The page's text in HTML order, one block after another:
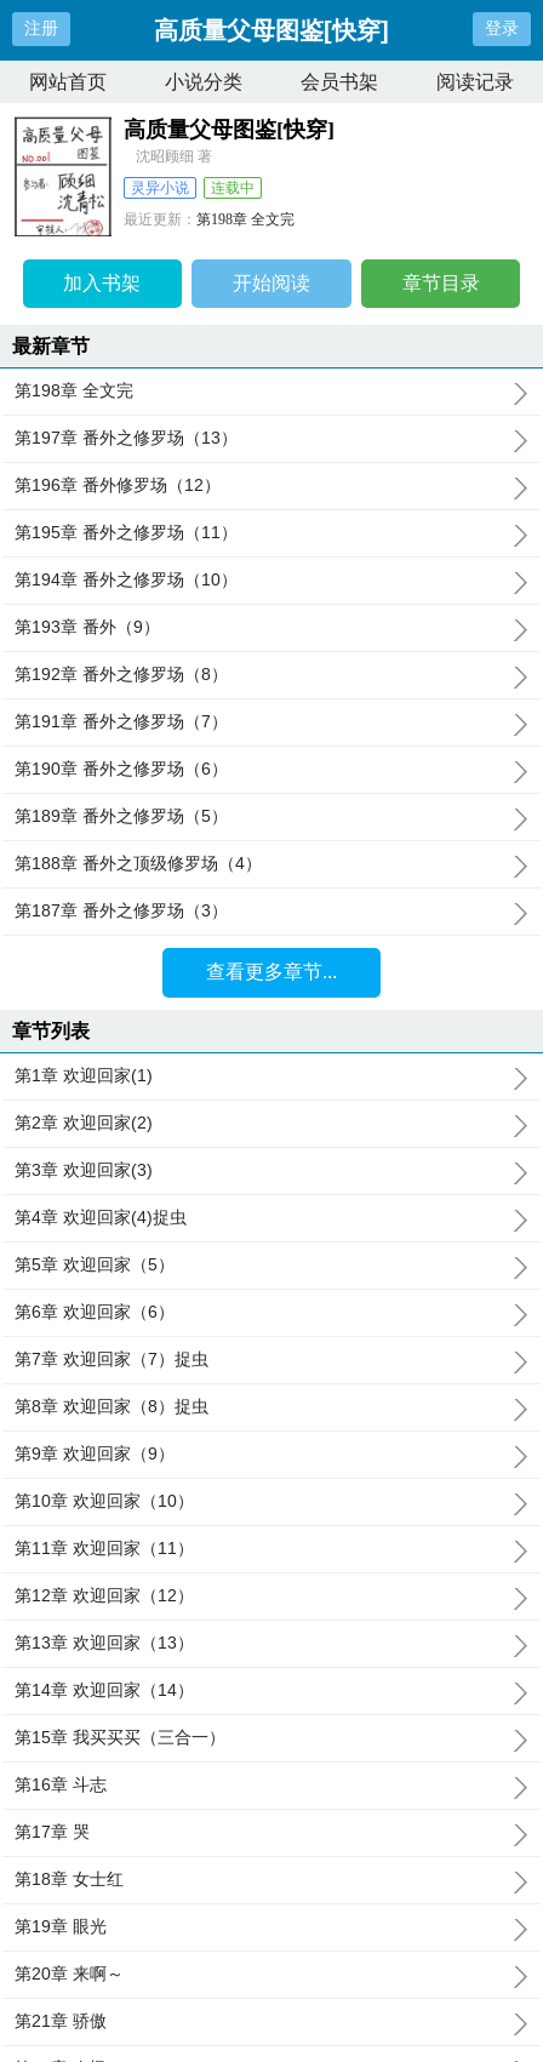
注册 高质量父母图鉴[快穿] 登录
网站首页 小说分类 会员书架 阅读记录
高质量父母图鉴[快穿]
沈昭顾细 著
灵异小说
连载中
最近更新：第198章 全文完
加入书架 开始阅读 章节目录
最新章节
第198章 全文完
第197章 番外之修罗场（13）
第196章 番外修罗场（12）
第195章 番外之修罗场（11）
第194章 番外之修罗场（10）
第193章 番外（9）
第192章 番外之修罗场（8）
第191章 番外之修罗场（7）
第190章 番外之修罗场（6）
第189章 番外之修罗场（5）
第188章 番外之顶级修罗场（4）
第187章 番外之修罗场（3）
查看更多章节...
章节列表
第1章 欢迎回家(1)
第2章 欢迎回家(2)
第3章 欢迎回家(3)
第4章 欢迎回家(4)捉虫
第5章 欢迎回家（5）
第6章 欢迎回家（6）
第7章 欢迎回家（7）捉虫
第8章 欢迎回家（8）捉虫
第9章 欢迎回家（9）
第10章 欢迎回家（10）
第11章 欢迎回家（11）
第12章 欢迎回家（12）
第13章 欢迎回家（13）
第14章 欢迎回家（14）
第15章 我买买买（三合一）
第16章 斗志
第17章 哭
第18章 女士红
第19章 眼光
第20章 来啊～
第21章 骄傲